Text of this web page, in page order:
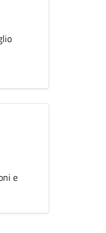
e